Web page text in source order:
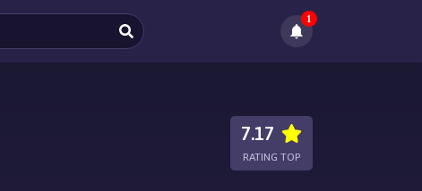
1
7.17
RATING TOP